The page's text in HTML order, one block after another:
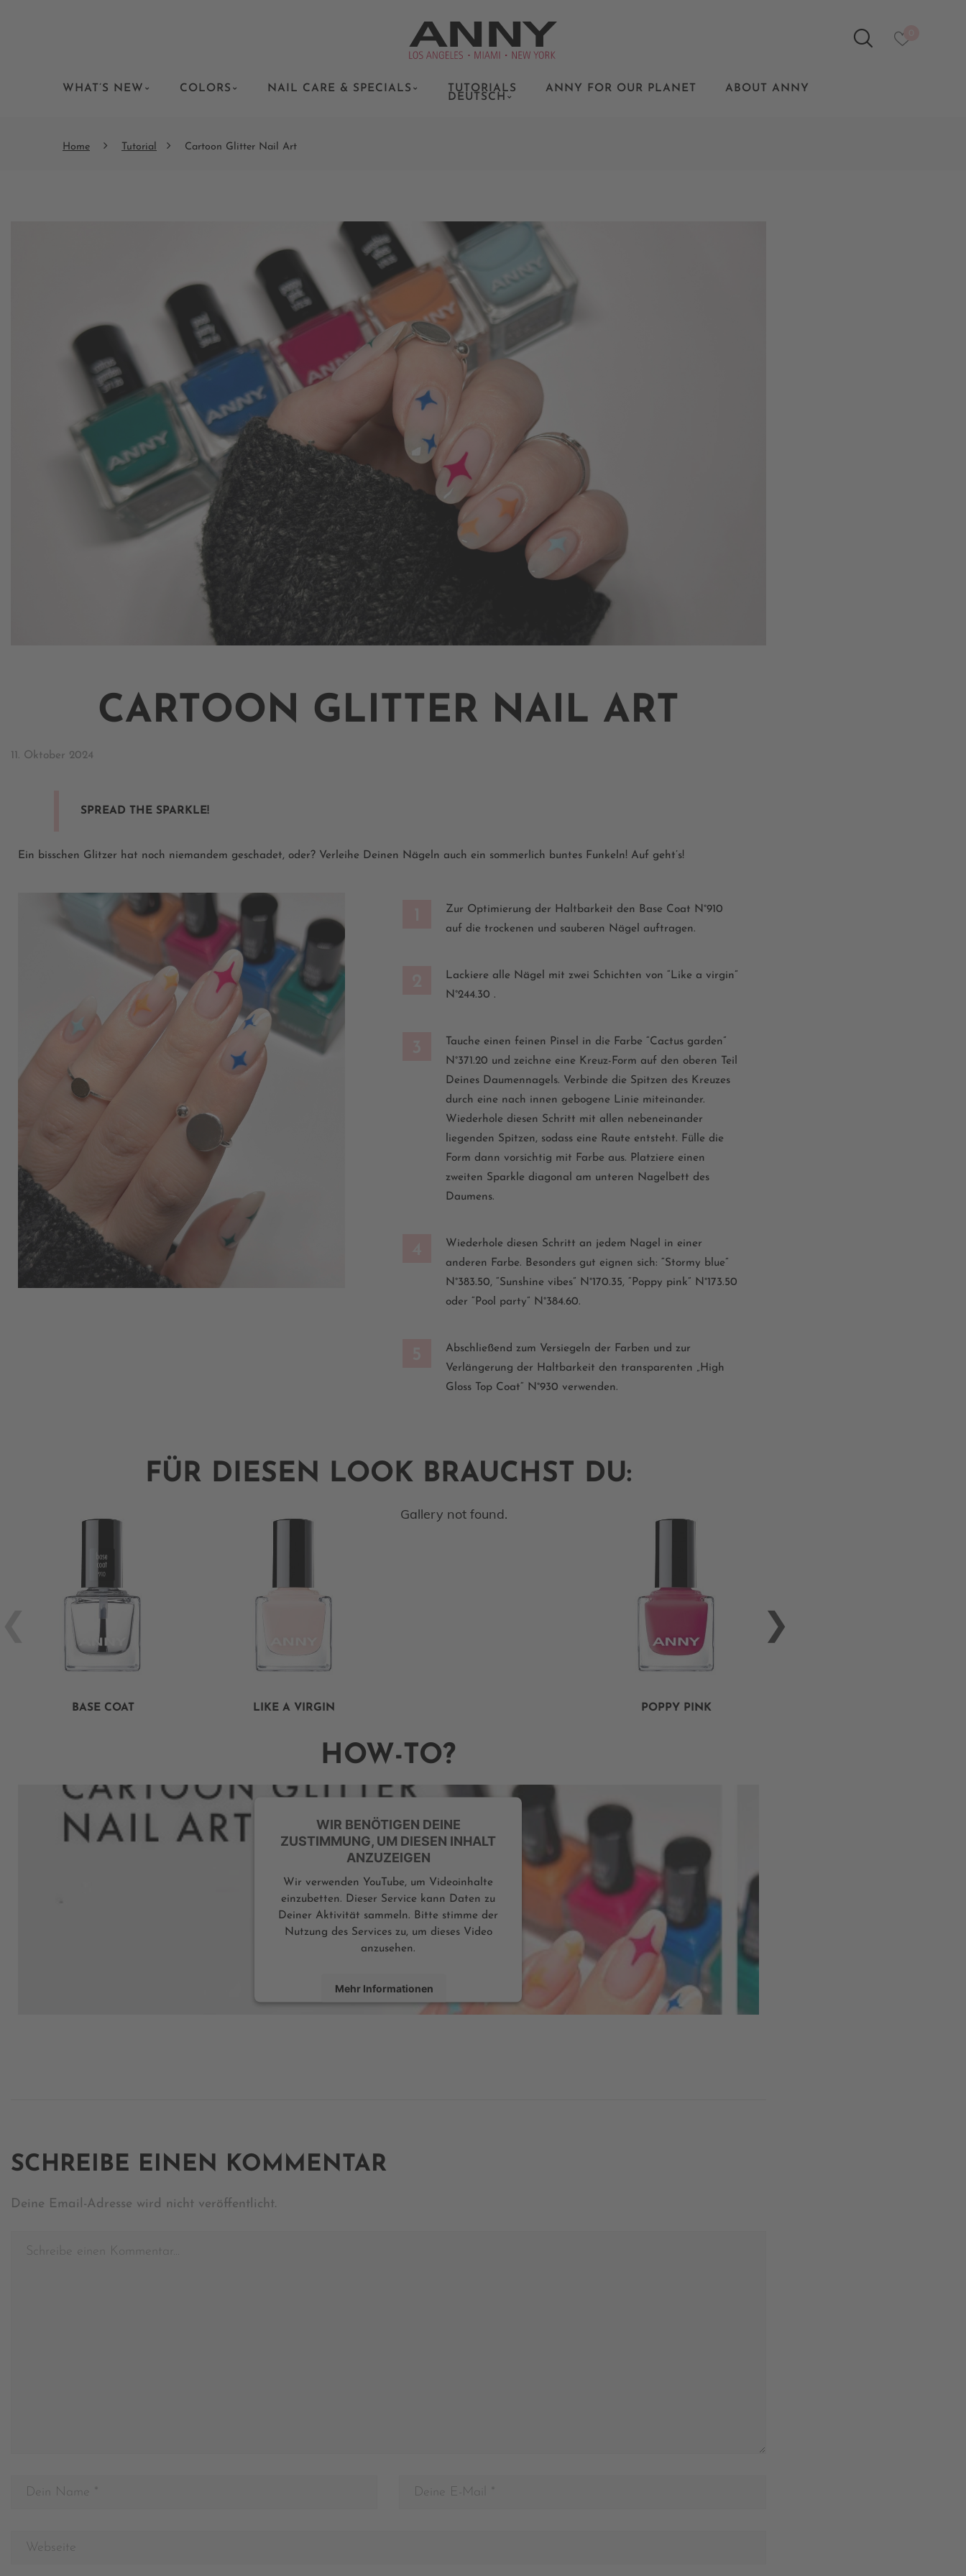
WHAT’S NEW COLORS NAIL CARE & SPECIALS TUTORIALS ANNY FOR OUR PLANET ABOUT ANNY
DEUTSCH
Home Tutorial Cartoon Glitter Nail Art
CARTOON GLITTER NAIL ART
11. Oktober 2024
SPREAD THE SPARKLE!
Ein bisschen Glitzer hat noch niemandem geschadet, oder? Verleihe Deinen Nägeln auch ein sommerlich buntes Funkeln! Auf geht’s!
Zur Optimierung der Haltbarkeit den Base Coat N°910
auf die trockenen und sauberen Nägel auftragen.
Lackiere alle Nägel mit zwei Schichten von“Like a virgin”
N°244.30 .
Tauche einen feinen Pinsel in die Farbe“Cactus garden”
N°371.20 und zeichne eine Kreuz-Form auf den oberen Teil
Deines Daumennagels. Verbinde die Spitzen des Kreuzes
durch eine nach innen gebogene Linie miteinander.
Wiederhole diesen Schritt mit allen nebeneinander
liegenden Spitzen, sodass eine Raute entsteht. Fülle die
Form dann vorsichtig mit Farbe aus. Platziere einen
zweiten Sparkle diagonal am unteren Nagelbett des
Daumens.
Wiederhole diesen Schritt an jedem Nagel in einer
anderen Farbe. Besonders gut eignen sich:“Stormy blue”
N°383.50,“Sunshine vibes” N°170.35,“Poppy pink” N°173.50
oder“Pool party” N°384.60.
Abschließend zum Versiegeln der Farben und zur
Verlängerung der Haltbarkeit den transparenten „High
Gloss Top Coat“ N°930 verwenden.
FÜR DIESEN LOOK BRAUCHST DU:
BASE COAT LIKE A VIRGIN
Gallery not found.
POPPY PINK
HOW-TO?
WIR BENÖTIGEN DEINE
ZUSTIMMUNG, UM DIESEN INHALT
ANZUZEIGEN
Wir verwenden YouTube, um Videoinhalte
einzubetten. Dieser Service kann Daten zu
Deiner Aktivität sammeln. Bitte stimme der
Nutzung des Services zu, um dieses Video
anzusehen.
Mehr Informationen
SCHREIBE EINEN KOMMENTAR
Deine Email-Adresse wird nicht veröffentlicht.